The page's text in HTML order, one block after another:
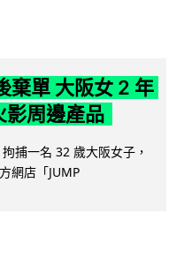
棄單 大阪女 2 年
影周邊產品
捕一名 32 歲大阪女子，
網店「JUMP